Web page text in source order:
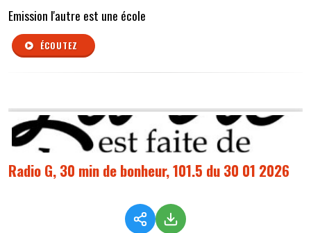
Emission l'autre est une école
ÉCOUTEZ
Radio G, 30 min de bonheur, 101.5 du 30 01 2026